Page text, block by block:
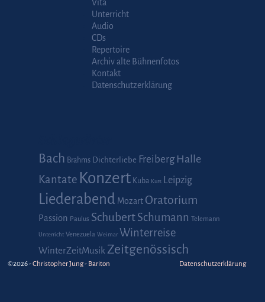
Vita
Unterricht
Audio
CDs
Repertoire
Archiv alte Bühnenfotos
Kontakt
Datenschutzerklärung
Bach Brahms Dichterliebe Freiberg Halle
Kantate Konzert Kuba Kurs Leipzig
Liederabend Mozart Oratorium
Passion Paulus Schubert Schumann Telemann
Unterricht Venezuela Weimar Winterreise
WinterZeitMusik Zeitgenössisch
©2026 -Christopher Jung - Bariton Datenschutzerklärung